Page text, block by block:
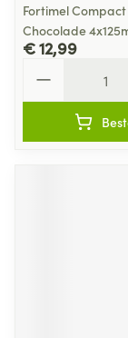
Fortimel
Chocolade
€ 12,99